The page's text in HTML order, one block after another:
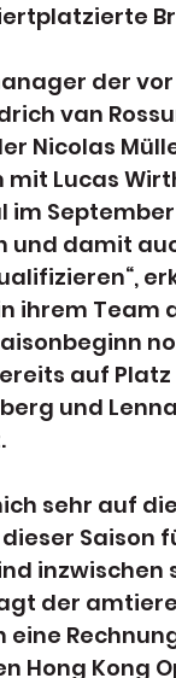
der
van
Nicolas
Lucas
im
und damit
ihrem Team
auf
und
sehr auf
Saison
inzwischen
der
eine
Hong Kong